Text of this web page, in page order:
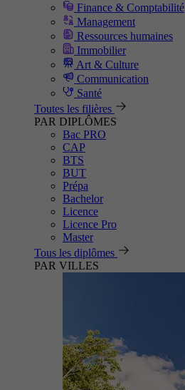
Finance & Comptabilité
Management
Ressources humaines
Immobilier
Art & Culture
Communication
Santé
Toutes les filières
PAR DIPLÔMES
Bac PRO
CAP
BTS
BUT
Prépa
Bachelor
Licence
Licence Pro
Master
Tous les diplômes
PAR VILLES